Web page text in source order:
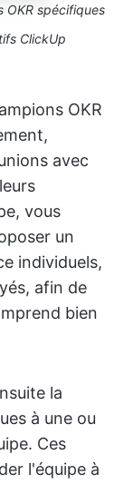
OKR spécifiques
ClickUp
OKR
avec
vous
un
individuels,
afin de
bien
la
à une ou
Ces
l'équipe à